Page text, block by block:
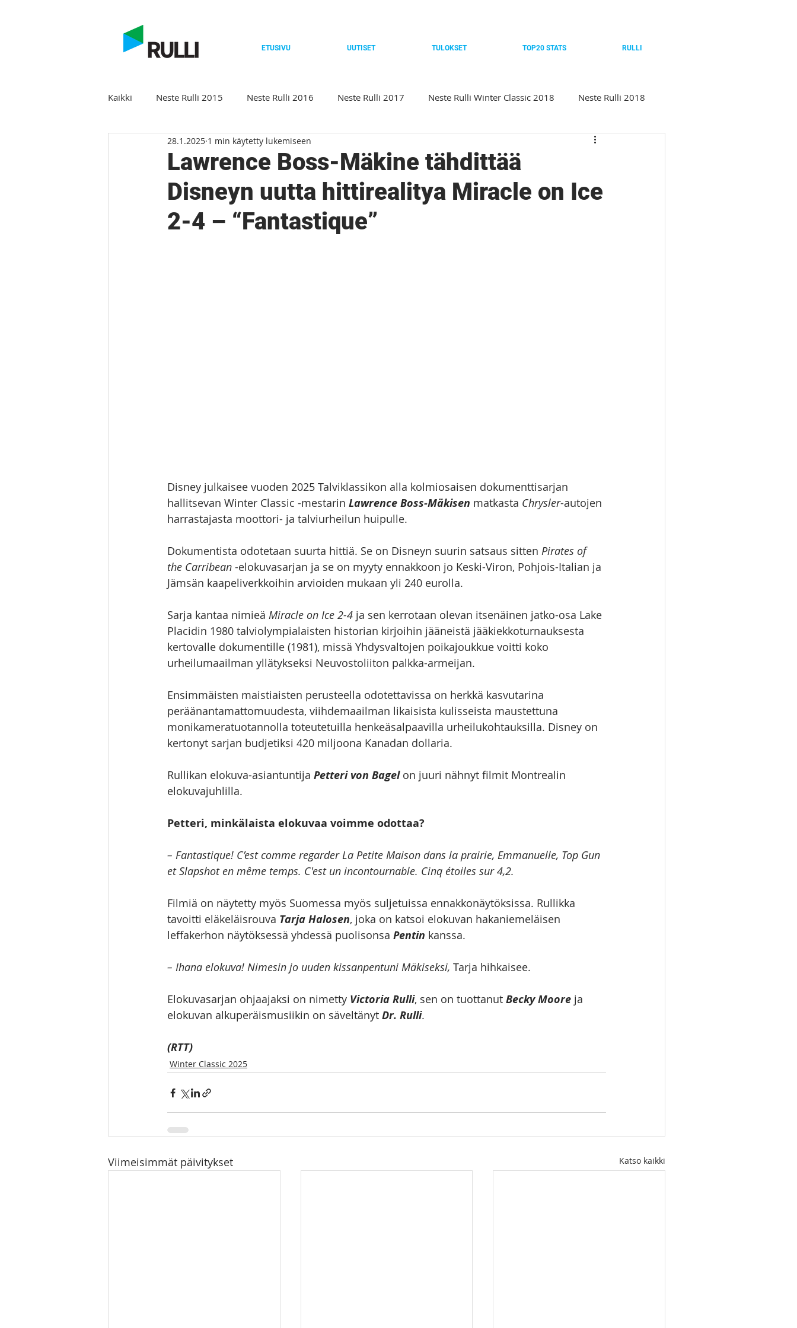
ETUSIVU UUTISET TULOKSET TOP20 STATS RULLI
Kaikki Neste Rulli 2015 Neste Rulli 2016 Neste Rulli 2017 Neste Rulli Winter Classic 2018 Neste Rulli 2018
Neste Rulli Winter Classic 2019 Neste Rulli 2019 Winter Classic 2020
Neste Rulli 2020 Winter Classic 2021 Neste Rulli 2021 Winter Classic 2022 Neste Rulli 2022
Lawrence Boss-Mäkine tähdittää
Disneyn uutta hittirealitya Miracle on Ice
2-4 – “Fantastique”
28.1.2025 1 min käytetty lukemiseen
Disney julkaisee vuoden 2025 Talviklassikon alla kolmiosaisen dokumenttisarjan
hallitsevan Winter Classic -mestarin Lawrence Boss-Mäkisen matkasta Chrysler-autojen
harrastajasta moottori- ja talviurheilun huipulle.
Dokumentista odotetaan suurta hittiä. Se on Disneyn suurin satsaus sitten Pirates of
the Carribean -elokuvasarjan ja se on myyty ennakkoon jo Keski-Viron, Pohjois-Italian ja
Jämsän kaapeliverkkoihin arvioiden mukaan yli 240 eurolla.
Sarja kantaa nimieä Miracle on Ice 2-4 ja sen kerrotaan olevan itsenäinen jatko-osa Lake
Placidin 1980 talviolympialaisten historian kirjoihin jääneistä jääkiekkoturnauksesta
kertovalle dokumentille (1981), missä Yhdysvaltojen poikajoukkue voitti koko
urheilumaailman yllätykseksi Neuvostoliiton palkka-armeijan.
Ensimmäisten maistiaisten perusteella odotettavissa on herkkä kasvutarina
peräänantamattomuudesta, viihdemaailman likaisista kulisseista maustettuna
monikameratuotannolla toteutetuilla henkeäsalpaavilla urheilukohtauksilla. Disney on
kertonyt sarjan budjetiksi 420 miljoona Kanadan dollaria.
Rullikan elokuva-asiantuntija Petteri von Bagel on juuri nähnyt filmit Montrealin
elokuvajuhlilla.
Petteri, minkälaista elokuvaa voimme odottaa?
– Fantastique! C’est comme regarder La Petite Maison dans la prairie, Emmanuelle, Top Gun
et Slapshot en même temps. C'est un incontournable. Cinq étoiles sur 4,2.
Filmiä on näytetty myös Suomessa myös suljetuissa ennakkonäytöksissa. Rullikka
tavoitti eläkeläisrouva Tarja Halosen, joka on katsoi elokuvan hakaniemeläisen
leffakerhon näytöksessä yhdessä puolisonsa Pentin kanssa.
– Ihana elokuva! Nimesin jo uuden kissanpentuni Mäkiseksi, Tarja hihkaisee.
Elokuvasarjan ohjaajaksi on nimetty Victoria Rulli, sen on tuottanut Becky Moore ja
elokuvan alkuperäismusiikin on säveltänyt Dr. Rulli.
(RTT)
Winter Classic 2025
Viimeisimmät päivitykset Katso kaikki